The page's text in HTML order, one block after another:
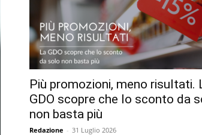
Più promozioni, meno risultati.
GDO scopre che lo sconto da
non basta più
Redazione - 31 Luglio 2026